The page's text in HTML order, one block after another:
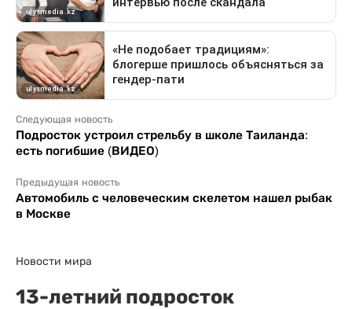
Следующая новость
Подросток устроил стрельбу в школе Таиланда:
есть погибшие (ВИДЕО)
Предыдущая новость
Автомобиль с человеческим скелетом нашел рыбак
в Москве
Новости мира
13-летний подросток